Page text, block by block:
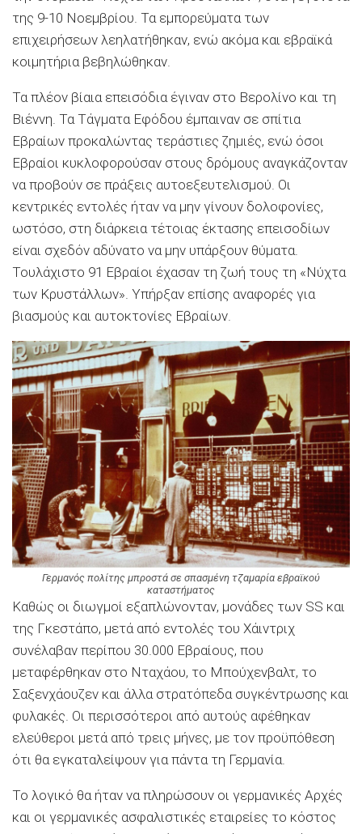
της 9-10 Νοεμβρίου. Τα εμπορεύματα των
επιχειρήσεων λεηλατήθηκαν, ενώ ακόμα και εβραϊκά
κοιμητήρια βεβηλώθηκαν.
Τα πλέον βίαια επεισόδια έγιναν στο Βερολίνο και τη
Βιέννη. Τα Τάγματα Εφόδου έμπαιναν σε σπίτια
Εβραίων προκαλώντας τεράστιες ζημιές, ενώ όσοι
Εβραίοι κυκλοφορούσαν στους δρόμους αναγκάζονταν
να προβούν σε πράξεις αυτοεξευτελισμού. Οι
κεντρικές εντολές ήταν να μην γίνουν δολοφονίες,
ωστόσο, στη διάρκεια τέτοιας έκτασης επεισοδίων
είναι σχεδόν αδύνατο να μην υπάρξουν θύματα.
Τουλάχιστο 91 Εβραίοι έχασαν τη ζωή τους τη «Νύχτα
των Κρυστάλλων». Υπήρξαν επίσης αναφορές για
βιασμούς και αυτοκτονίες Εβραίων.
Γερμανός πολίτης μπροστά σε σπασμένη τζαμαρία εβραϊκού
καταστήματος
Καθώς οι διωγμοί εξαπλώνονταν, μονάδες των SS και
της Γκεστάπο, μετά από εντολές του Χάιντριχ
συνέλαβαν περίπου 30.000 Εβραίους, που
μεταφέρθηκαν στο Νταχάου, το Μπούχενβαλτ, το
Σαξενχάουζεν και άλλα στρατόπεδα συγκέντρωσης και
φυλακές. Οι περισσότεροι από αυτούς αφέθηκαν
ελεύθεροι μετά από τρεις μήνες, με τον προϋπόθεση
ότι θα εγκαταλείψουν για πάντα τη Γερμανία.
Το λογικό θα ήταν να πληρώσουν οι γερμανικές Αρχές
και οι γερμανικές ασφαλιστικές εταιρείες το κόστος